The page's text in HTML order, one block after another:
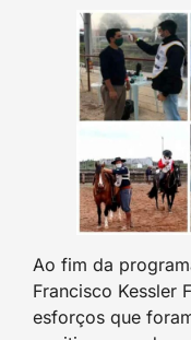
Ao fim da
Francisco Kessler
esforços que